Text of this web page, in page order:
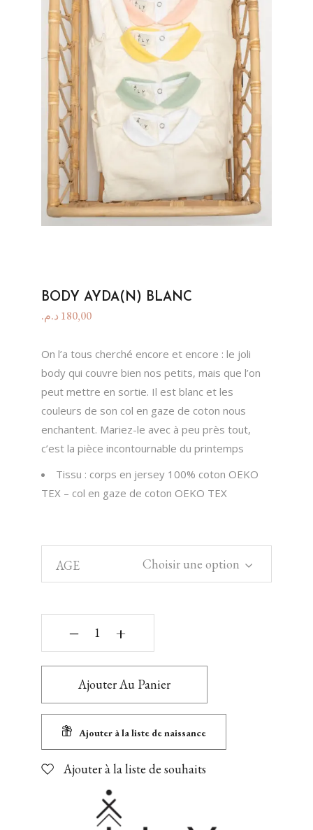
BODY AYDA(N) BLANC
180,00 د.م.
On l’a tous cherché encore et encore : le joli
body qui couvre bien nos petits, mais que l’on
peut mettre en sortie. Il est blanc et les
couleurs de son col en gaze de coton nous
enchantent. Mariez-le avec à peu près tout,
c’est la pièce incontournable du printemps
Tissu : corps en jersey 100% coton OEKO
TEX – col en gaze de coton OEKO TEX
AGE Choisir une option
‒ +
Ajouter Au Panier
Ajouter à la liste de naissance
Ajouter à la liste de souhaits